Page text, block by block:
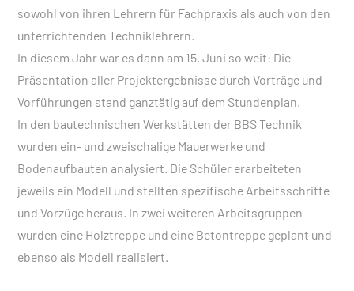
sowohl von ihren Lehrern für Fachpraxis als auch von den
unterrichtenden Techniklehrern.
In diesem Jahr war es dann am 15. Juni so weit: Die
Präsentation aller Projektergebnisse durch Vorträge und
Vorführungen stand ganztätig auf dem Stundenplan.
In den bautechnischen Werkstätten der BBS Technik
wurden ein- und zweischalige Mauerwerke und
Bodenaufbauten analysiert. Die Schüler erarbeiteten
jeweils ein Modell und stellten spezifische Arbeitsschritte
und Vorzüge heraus. In zwei weiteren Arbeitsgruppen
wurden eine Holztreppe und eine Betontreppe geplant und
ebenso als Modell realisiert.